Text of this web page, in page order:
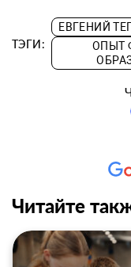
ТЭГИ:
ЕВГЕНИЙ
ОПЫТ
Читайте